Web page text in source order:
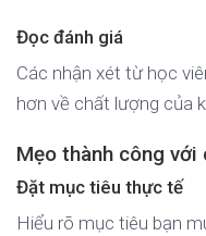
Đọc đánh giá
Các nhận xét từ học
hơn về chất lượng của
Mẹo thành công với
Đặt mục tiêu thực tế
Hiểu rõ mục tiêu bạn